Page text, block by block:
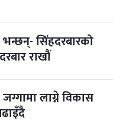
सिंहदरबारको
राखौं
जग्गामा लाग्ने विकास